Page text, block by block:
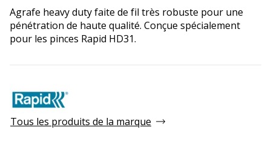
Agrafe heavy duty faite de fil très robuste pour une
pénétration de haute qualité. Conçue spécialement
pour les pinces Rapid HD31.
Tous les produits de la marque